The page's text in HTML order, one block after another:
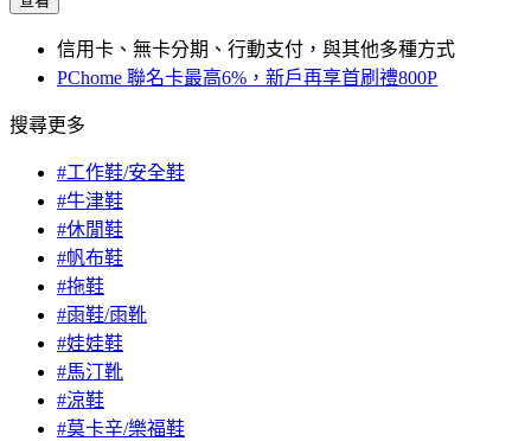
信用卡、無卡分期、行動支付，與其他多種方式
PChome 聯名卡最高6%，新戶再享首刷禮800P
搜尋更多
#工作鞋/安全鞋
#牛津鞋
#休閒鞋
#帆布鞋
#拖鞋
#雨鞋/雨靴
#娃娃鞋
#馬汀靴
#涼鞋
#莫卡辛/樂福鞋